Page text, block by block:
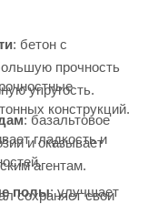
: бетон с
прочность
упругость.
: базальтовое
и оказывает
агентам.
сохраняет свои
конструкций.
гладкость и
полы: улучшает